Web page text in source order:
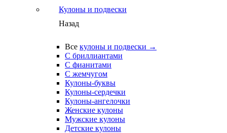
Кулоны и подвески
Назад
Все кулоны и подвески →
С бриллиантами
С фианитами
С жемчугом
Кулоны-буквы
Кулоны-сердечки
Кулоны-ангелочки
Женские кулоны
Мужские кулоны
Детские кулоны